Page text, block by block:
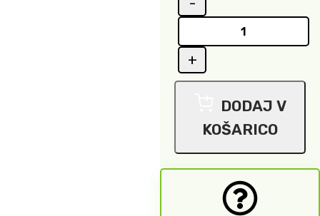
DODAJ V
KOŠARICO